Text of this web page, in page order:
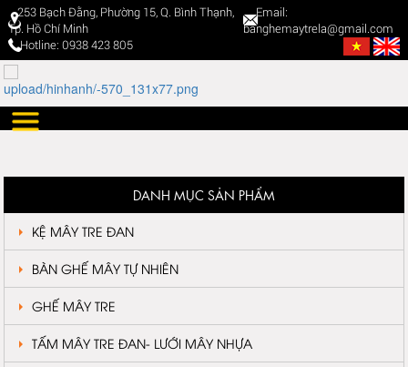
253 Bạch Đằng, Phường 15, Q. Bình Thạnh,
Tp. Hồ Chí Minh
Email:
banghemaytrela@gmail.com
Hotline: 0938 423 805
DANH MỤC SẢN PHẨM
KỆ MÂY TRE ĐAN
BÀN GHẾ MÂY TỰ NHIÊN
GHẾ MÂY TRE
TẤM MÂY TRE ĐAN- LƯỚI MÂY NHỰA